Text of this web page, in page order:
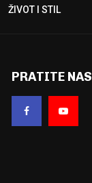
ŽIVOT I STIL
PRATITE NAS